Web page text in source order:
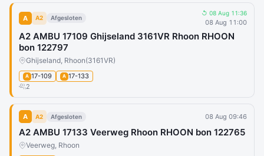
A A2 Afgesloten
↺ 08 Aug 11:36
08 Aug 11:00
A2 AMBU 17109 Ghijseland 3161VR Rhoon RHOON
bon 122797
Ghijseland, Rhoon(3161VR)
A 17-109 A 17-133
2
A A2 Afgesloten 08 Aug 09:46
A2 AMBU 17133 Veerweg Rhoon RHOON bon 122765
Veerweg, Rhoon